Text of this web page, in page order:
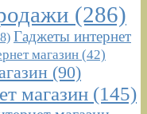
(286)
Гаджеты интернет
магазин (42)
(90)
магазин (145)